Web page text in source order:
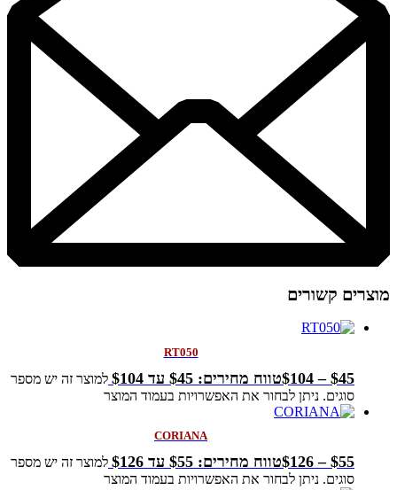
מוצרים קשורים
RT050
$45
–
$104 טווח מחירים: ⁦$45⁩ עד ⁦$104⁩
למוצר זה יש מספר
סוגים. ניתן לבחור את האפשרויות בעמוד המוצר
CORIANA
$55
–
$126 טווח מחירים: ⁦$55⁩ עד ⁦$126⁩
למוצר זה יש מספר
סוגים. ניתן לבחור את האפשרויות בעמוד המוצר